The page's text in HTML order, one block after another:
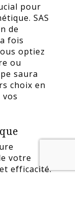
pour
SAS
de
fois
optiez
ou
saura
choix en
vos
votre
efficacité.